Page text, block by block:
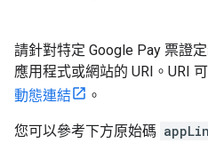
請針對特定 Google Pay 票證
應用程式或網站的 URI。URI
動態連結
。
您可以參考下方原始碼